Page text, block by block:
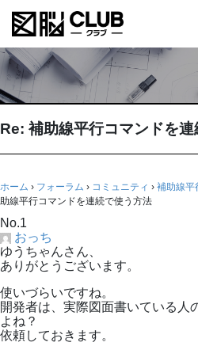
Re: 補助線平行コマンドを
ホーム › フォーラム › コミュニティ › 補助線平
助線平行コマンドを連続で使う方法
No.1
おっち
ゆうちゃんさん、
ありがとうございます。
使いづらいですね。
開発者は、実際図面書いている人
よね？
依頼しておきます。